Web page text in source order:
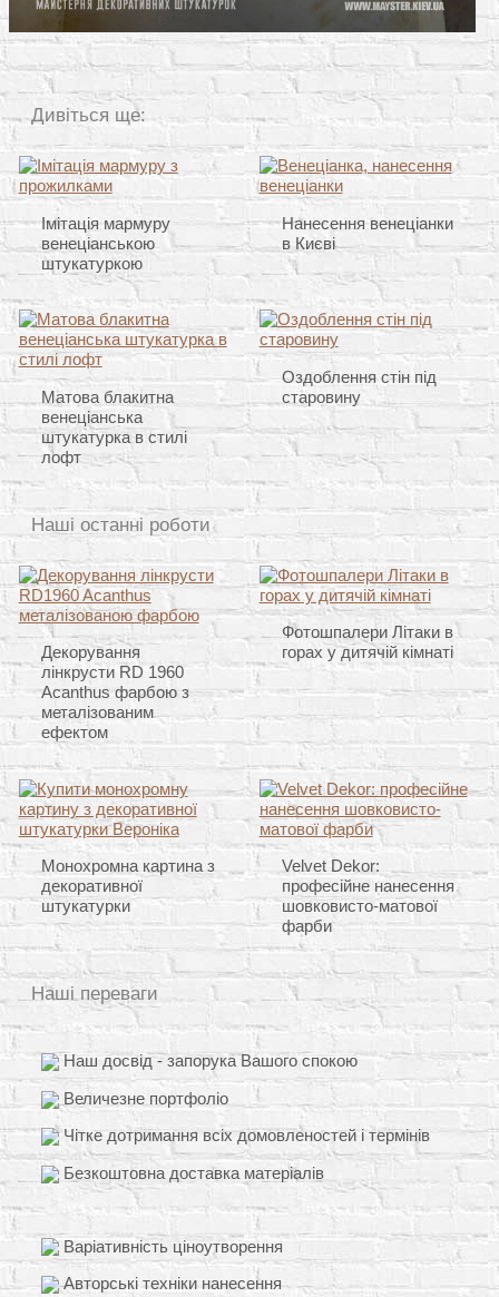
Дивіться ще:
Імітація мармуру
венеціанською
штукатуркою
Нанесення венеціанки
в Києві
Матова блакитна
венеціанська
штукатурка в стилі
лофт
Оздоблення стін під
старовину
Наші останні роботи
Декорування
лінкрусти RD 1960
Acanthus фарбою з
металізованим
ефектом
Фотошпалери Літаки в
горах у дитячій кімнаті
Монохромна картина з
декоративної
штукатурки
Velvet Dekor:
професійне нанесення
шовковисто-матової
фарби
Наші переваги
Наш досвід - запорука Вашого спокою
Величезне портфоліо
Чітке дотримання всіх домовленостей і термінів
Безкоштовна доставка матеріалів
Варіативність ціноутворення
Авторські техніки нанесення